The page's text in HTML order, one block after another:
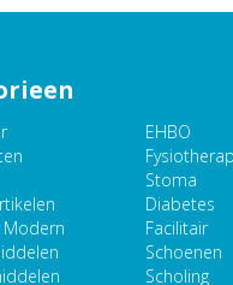
EHBO
Stoma
Diabetes
Facilitair
Schoenen
Scholing